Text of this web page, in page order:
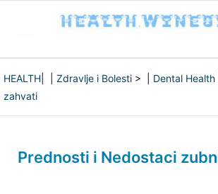
HEALTH Zdravlje i Bolesti > | Dental Health
zahvati
Prednosti i Nedostaci